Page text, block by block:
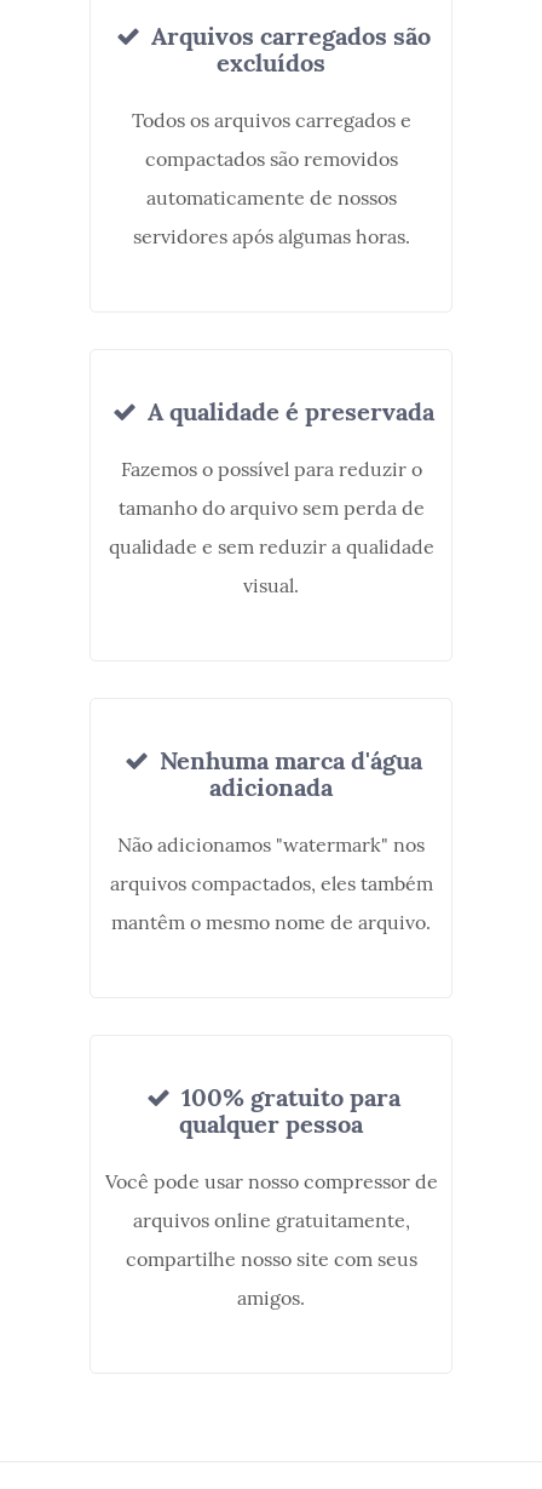
Arquivos carregados são
excluídos
Todos os arquivos carregados e
compactados são removidos
automaticamente de nossos
servidores após algumas horas.
A qualidade é preservada
Fazemos o possível para reduzir o
tamanho do arquivo sem perda de
qualidade e sem reduzir a qualidade
visual.
Nenhuma marca d'água
adicionada
Não adicionamos "watermark" nos
arquivos compactados, eles também
mantêm o mesmo nome de arquivo.
100% gratuito para
qualquer pessoa
Você pode usar nosso compressor de
arquivos online gratuitamente,
compartilhe nosso site com seus
amigos.